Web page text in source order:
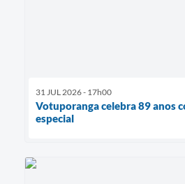
31 JUL 2026 - 17h00
Votuporanga celebra 89 anos
especial